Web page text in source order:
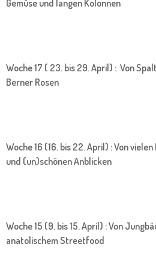
Gemüse und langen Kolonnen
Woche 17 ( 23. bis 29. April) : Von
Berner Rosen
Woche 16 (16. bis 22. April) : Von
und (un)schönen Anblicken
Woche 15 (9. bis 15. April) : Von
anatolischem Streetfood